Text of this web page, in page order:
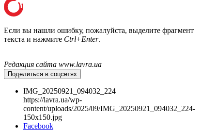
Онлайн трансляции
Если вы нашли ошибку, пожалуйста, выделите фрагмент
текста и нажмите Ctrl+Enter.
Редакция сайта www.lavra.ua
Поделиться в соцсетях
IMG_20250921_094032_224
https://lavra.ua/wp-
content/uploads/2025/09/IMG_20250921_094032_224-
150x150.jpg
Facebook